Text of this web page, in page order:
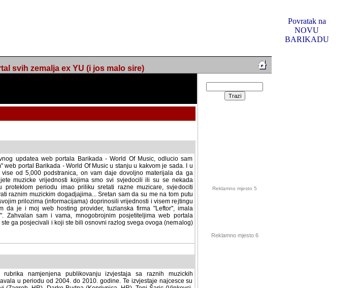
Povratak na
NOVU
BARIKADU
svih zemalja ex YU (i jos malo sire)
updatea web portala Barikada - World Of Music, odlucio sam
web portal Barikada - World Of Music u stanju u kakvom je sada. I u
od 5,000 podstranica, on vam daje dovoljno materijala da ga
muzicke vrijednosti kojima smo svi svjedocili ili su se nekada desile.
periodu imao priliku sretati razne muzicare, svjedociti njihovim
muzickim dogadjajima... Sretan sam da su me na tom putu pratili
(informacijama) doprinosili vrijednosti i visem rejtingu ovog
je i moj web hosting provider, tuzlanska firma "Leftor", imala
Zahvalan sam i vama, mnogobrojnim posjetiteljima web portala
ste ga posjecivali i koji ste bili osnovni razlog svega ovoga (nemalog)
namjenjena publikovanju izvjestaja sa raznih muzickih
u periodu od 2004. do 2010. godine. Te izvjestaje najcesce su